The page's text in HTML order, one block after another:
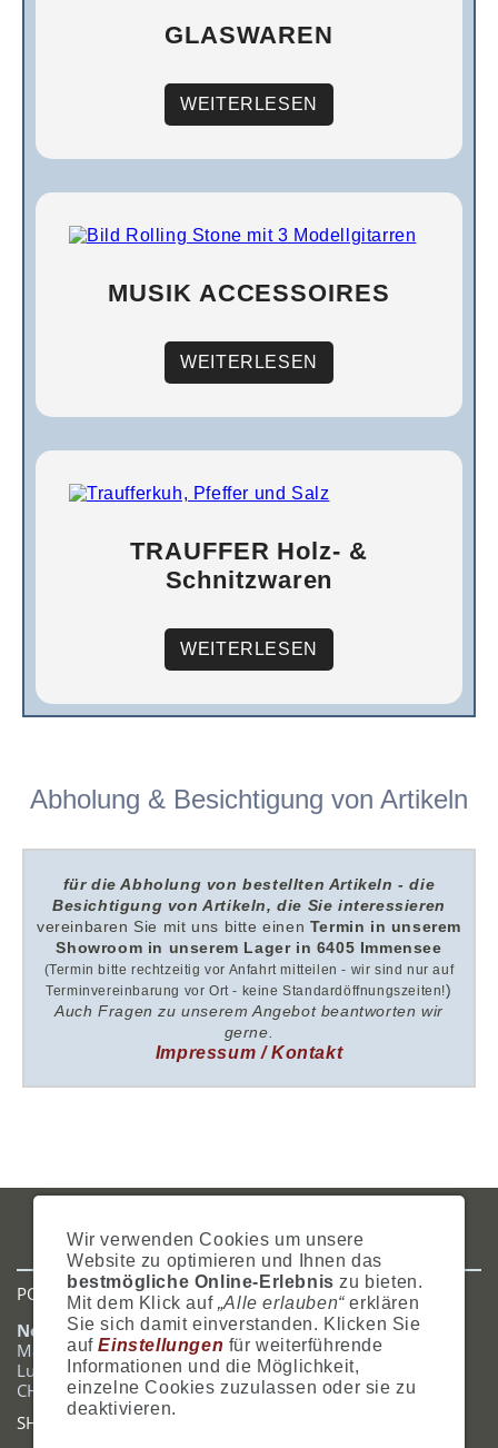
GLASWAREN
WEITERLESEN
MUSIK ACCESSOIRES
WEITERLESEN
TRAUFFER Holz- &
Schnitzwaren
WEITERLESEN
Abholung & Besichtigung von Artikeln
für die Abholung von bestellten Artikeln - die
Besichtigung von Artikeln, die Sie interessieren
vereinbaren Sie mit uns bitteeinen Termin in unserem
Showroom in unserem Lager in 6405 Immensee
(Termin bitte rechtzeitig vor Anfahrt mitteilen - wir sind nur auf
Terminvereinbarung vor Ort - keine Standardöffnungszeiten!)
Auch Fragen zu unserem Angebot beantworten wir
gerne.
Impressum / Kontakt
WIDERRUFSRECHTSITEMAPHILFECOOKIES
POSTADRESSE
Nostalgie- & Geschenk Shop
Maja Schmid
Luzernerstrasse 14
CH-6353 Weggis
SHOWROOM
Wir verwenden Cookies um unsere
Website zu optimieren und Ihnen das
bestmögliche Online-Erlebnis zu bieten.
Mit dem Klick auf „Alle erlauben“erklären
Sie sich damit einverstanden. Klicken Sie
aufEinstellungen für weiterführende
Informationen und die Möglichkeit,
einzelne Cookies zuzulassen oder sie zu
deaktivieren.